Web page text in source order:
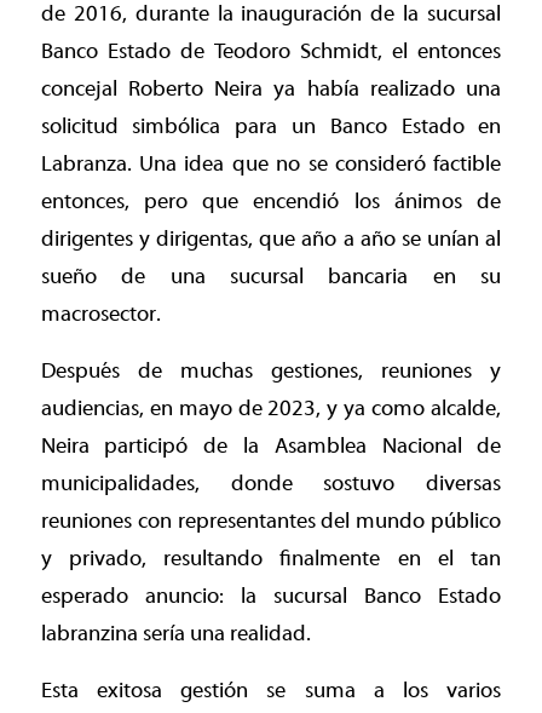
de 2016, durante la inauguración de la sucursal
Banco Estado de Teodoro Schmidt, el entonces
concejal Roberto Neira ya había realizado una
solicitud simbólica para un Banco Estado en
Labranza. Una idea que no se consideró factible
entonces, pero que encendió los ánimos de
dirigentes y dirigentas, que año a año se unían al
sueño de una sucursal bancaria en su
macrosector.
Después de muchas gestiones, reuniones y
audiencias, en mayo de 2023, y ya como alcalde,
Neira participó de la Asamblea Nacional de
municipalidades, donde sostuvo diversas
reuniones con representantes del mundo público
y privado, resultando finalmente en el tan
esperado anuncio: la sucursal Banco Estado
labranzina sería una realidad.
Esta exitosa gestión se suma a los varios